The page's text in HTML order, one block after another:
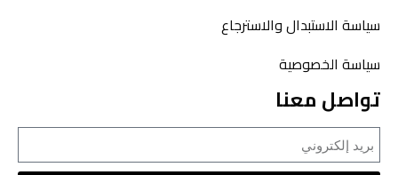
سياسة الاستبدال والاسترجاع
سياسة الخصوصية
تواصل معنا